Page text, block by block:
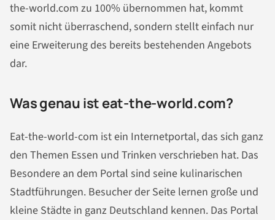
the-world.com zu 100% übernommen hat, kommt
somit nicht überraschend, sondern stellt einfach nur
eine Erweiterung des bereits bestehenden Angebots
dar.
Was genau ist eat-the-world.com?
Eat-the-world-com ist ein Internetportal, das sich ganz
den Themen Essen und Trinken verschrieben hat. Das
Besondere an dem Portal sind seine kulinarischen
Stadtführungen. Besucher der Seite lernen große und
kleine Städte in ganz Deutschland kennen. Das Portal